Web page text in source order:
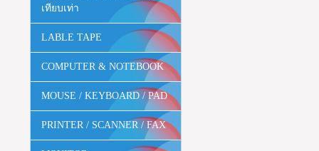
เทียบเท่า
LABLE TAPE
COMPUTER & NOTEBOOK
MOUSE / KEYBOARD / PAD
PRINTER / SCANNER / FAX